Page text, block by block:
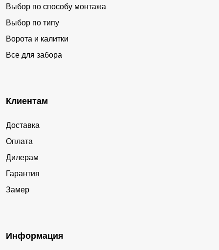
Выбор по способу монтажа
Выбор по типу
Ворота и калитки
Все для забора
Клиентам
Доставка
Оплата
Дилерам
Гарантия
Замер
Информация